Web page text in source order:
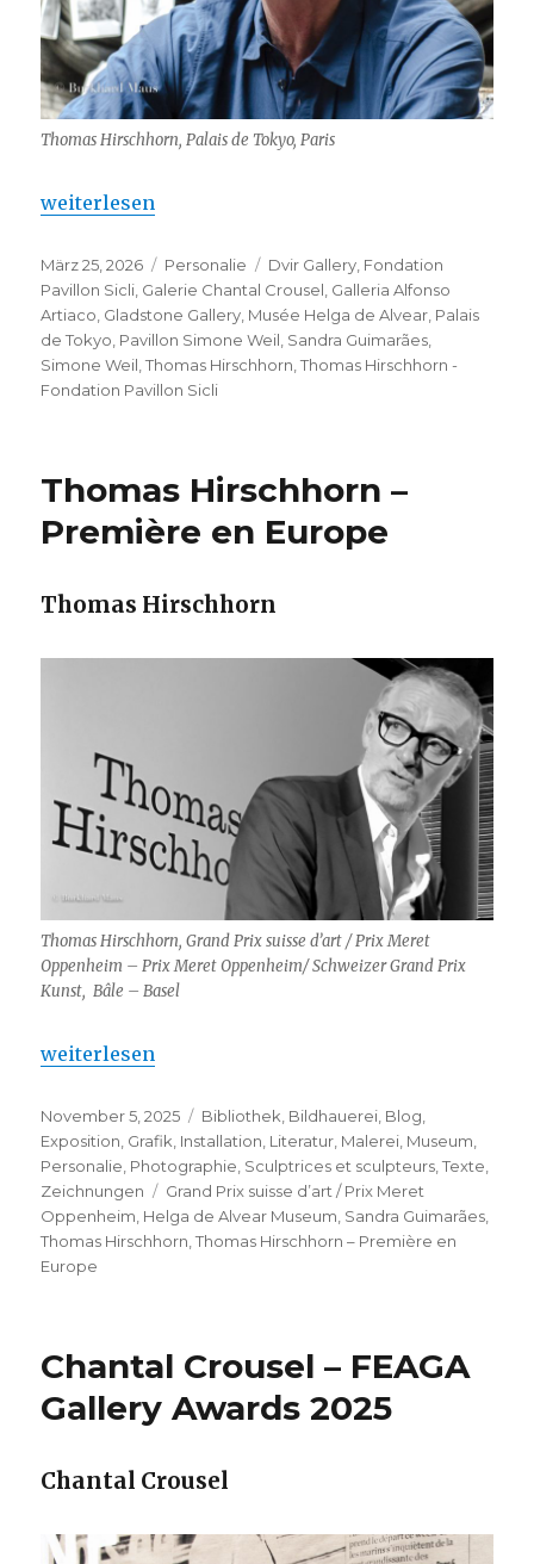
Thomas Hirschhorn, Palais de Tokyo, Paris
„Thomas Hirschhorn – Fondation Pavillon Sicli“
weiterlesen
Veröffentlicht
am
März 25, 2026 Kategorien
Personalie Schlagwörter
Dvir Gallery, Fondation
Pavillon Sicli, Galerie Chantal Crousel, Galleria Alfonso
Artiaco, Gladstone Gallery, Musée Helga de Alvear, Palais
de Tokyo, Pavillon Simone Weil, Sandra Guimarães,
Simone Weil,Thomas Hirschhorn,Thomas Hirschhorn -
Fondation Pavillon Sicli
Thomas Hirschhorn –
Première en Europe
Thomas Hirschhorn
Thomas Hirschhorn, Grand Prix suisse d’art / Prix Meret
Oppenheim – Prix Meret Oppenheim/ Schweizer Grand Prix
Kunst, Bâle – Basel
„Thomas Hirschhorn – Première en Europe“
weiterlesen
Veröffentlicht
am
November 5, 2025 Kategorien
Bibliothek, Bildhauerei, Blog,
Exposition, Grafik, Installation, Literatur, Malerei, Museum,
Personalie, Photographie, Sculptrices et sculpteurs,Texte,
Zeichnungen
Schlagwörter
Grand Prix suisse d’art / Prix Meret
Oppenheim, Helga de Alvear Museum, Sandra Guimarães,
Thomas Hirschhorn,Thomas Hirschhorn – Première en
Europe
Chantal Crousel – FEAGA
Gallery Awards 2025
Chantal Crousel